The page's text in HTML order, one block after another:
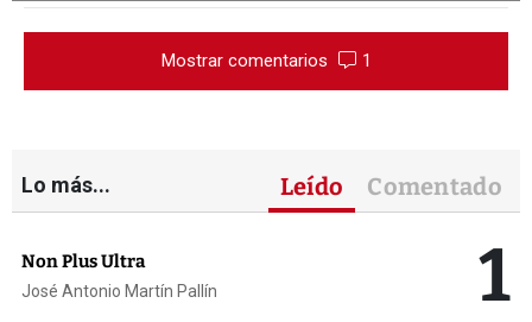
Mostrar comentarios 1
Lo más... Leído Comentado
Non Plus Ultra
José Antonio Martín Pallín 1